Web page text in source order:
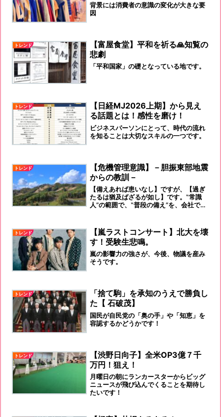
背景には消費者の意識の変化が大きな要
因
トレンド
【富屋食堂】平和を祈る🙏知覧の
悲劇
「平和国家」の礎となっている地です。
トレンド
【日経MJ2026上期】から見え
る話題とは！感性を磨け！
ビジネスパーソンにとって、時代の流れ
を知ることは大切なスキルの一つです。
トレンド
【危機管理意識】－胆振東部地震
からの教訓－
【備えあれば患いなし】ですが、【過ぎ
たるは猶及ばざるが如し】です。‟常識
人”の範囲で、‟普段の備え”を、会社で、
トレンド
【嵐ラストコンサート】北大を壊
す！受験生悲鳴。
嵐の影響力の強さが、今後、物議を産み
そうです。
トレンド
「捨て駒」を承知のうえで勝負し
た【 石破茂】
国民が自民党の「奥の手」や「知恵」を
容認するかどうかです！
トレンド
【渋野日向子】全米OP3億７千
万円！狙え！
月曜日の朝にランカースターからビッグ
ニュースが飛び込んでくることを期待し
たいです！